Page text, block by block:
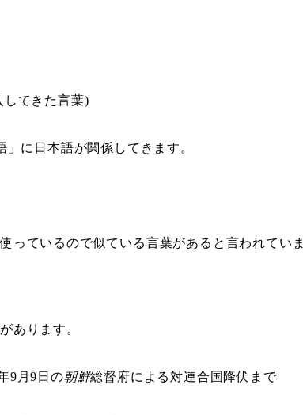
てきた言葉)
に日本語が関係してきます。
っているので似ている言葉があると言われていま
あります。
9月9日の朝鮮総督府による対連合国降伏まで